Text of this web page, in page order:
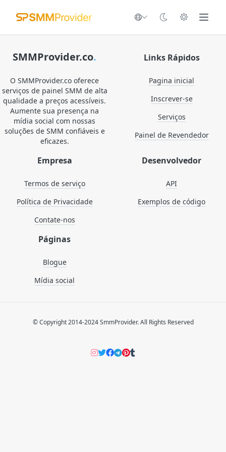
SMMProvider.co.
O SMMProvider.co oferece
serviços de painel SMM de alta
qualidade a preços acessíveis.
Aumente sua presença na
mídia social com nossas
soluções de SMM confiáveis e
eficazes.
Links Rápidos
Pagina inicial
Inscrever-se
Serviços
Painel de Revendedor
Empresa
Termos de serviço
Política de Privacidade
Contate-nos
Desenvolvedor
API
Exemplos de código
Páginas
Blogue
Mídia social
© Copyright 2014-2024 SmmProvider. All Rights Reserved
Instagram
Twitter
Facebook
Telegram
Pinterers
Tumblr